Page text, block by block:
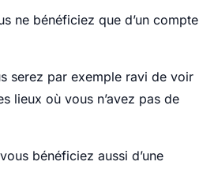
ne bénéficiez que d’un compte
serez par exemple ravi de voir
lieux où vous n’avez pas de
bénéficiez aussi d’une